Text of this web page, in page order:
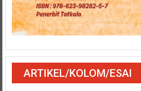
ARTIKEL/KOLOM/ESAI